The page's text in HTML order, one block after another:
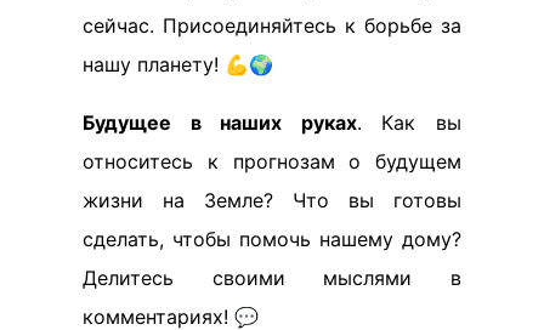
сейчас. Присоединяйтесь к борьбе за
нашу планету! 💪🌍
Будущее в наших руках. Как вы
относитесь к прогнозам о будущем
жизни на Земле? Что вы готовы
сделать, чтобы помочь нашему дому?
Делитесь своими мыслями в
комментариях! 💬